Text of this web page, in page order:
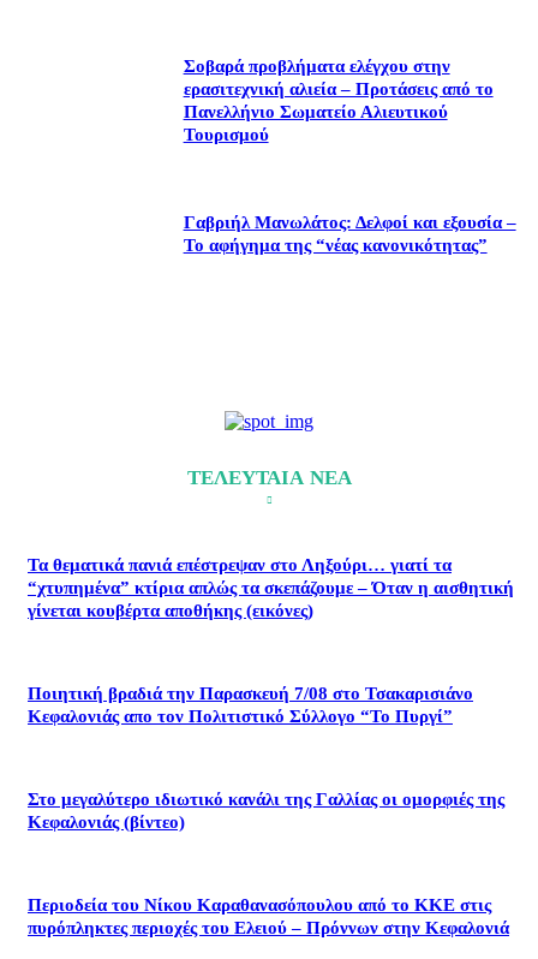
Σοβαρά προβλήματα ελέγχου στην
ερασιτεχνική αλιεία – Προτάσεις από το
Πανελλήνιο Σωματείο Αλιευτικού
Τουρισμού
Γαβριήλ Μανωλάτος: Δελφοί και εξουσία –
Το αφήγημα της “νέας κανονικότητας”
ΤΕΛΕΥΤΑΙΑ ΝΕΑ
Τα θεματικά πανιά επέστρεψαν στο Ληξούρι… γιατί τα
“χτυπημένα” κτίρια απλώς τα σκεπάζουμε – Όταν η αισθητική
γίνεται κουβέρτα αποθήκης (εικόνες)
Ποιητική βραδιά την Παρασκευή 7/08 στο Τσακαρισιάνο
Κεφαλονιάς απο τον Πολιτιστικό Σύλλογο “Το Πυργί”
Στο μεγαλύτερο ιδιωτικό κανάλι της Γαλλίας οι ομορφιές της
Κεφαλονιάς (βίντεο)
Περιοδεία του Νίκου Καραθανασόπουλου από το ΚΚΕ στις
πυρόπληκτες περιοχές του Ελειού – Πρόννων στην Κεφαλονιά